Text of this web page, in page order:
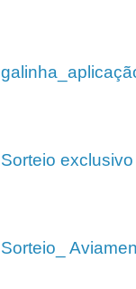
Sorteio
Sorteio_